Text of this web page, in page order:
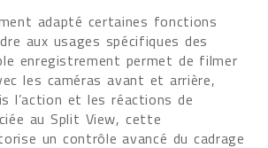
adapté certaines fonctions
aux usages spécifiques des
enregistrement permet de filmer
les caméras avant et arrière,
l’action et les réactions de
au Split View, cette
un contrôle avancé du cadrage